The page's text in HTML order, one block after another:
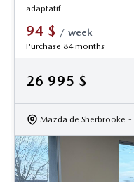
adaptatif
94 $ / week
Purchase 84 months
26 995 $
Mazda de Sherbrooke -